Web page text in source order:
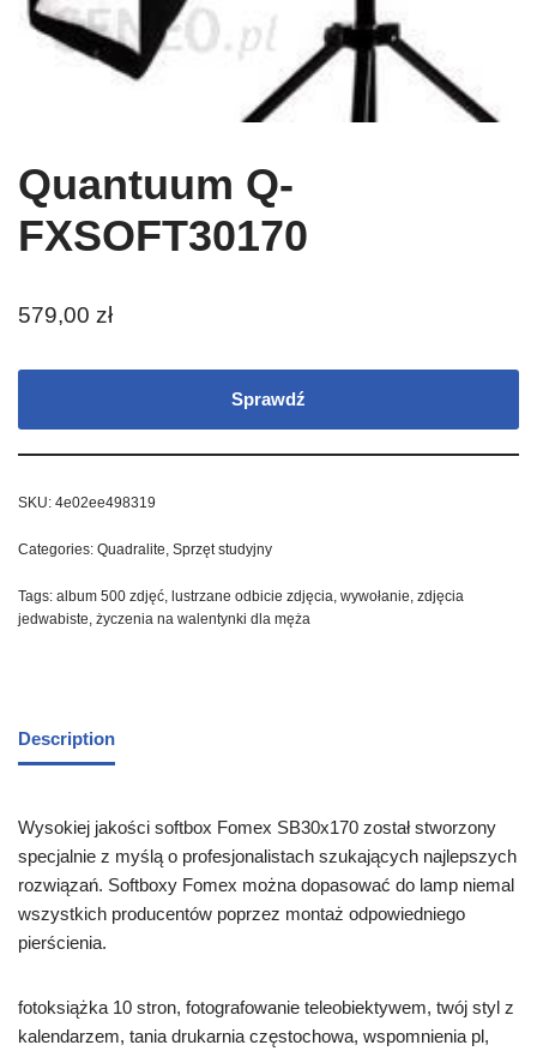
Quantuum Q-
FXSOFT30170
579,00 zł
Sprawdź
SKU: 4e02ee498319
Categories: Quadralite, Sprzęt studyjny
Tags: album 500 zdjęć, lustrzane odbicie zdjęcia, wywołanie, zdjęcia
jedwabiste, życzenia na walentynki dla męża
Description
Wysokiej jakości softbox Fomex SB30x170 został stworzony
specjalnie z myślą o profesjonalistach szukających najlepszych
rozwiązań. Softboxy Fomex można dopasować do lamp niemal
wszystkich producentów poprzez montaż odpowiedniego
pierścienia.
fotoksiążka 10 stron, fotografowanie teleobiektywem, twój styl z
kalendarzem, tania drukarnia częstochowa, wspomnienia pl,